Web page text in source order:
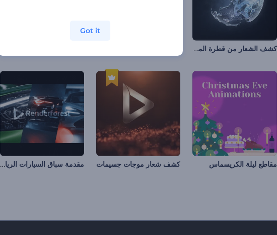
كشف الشعار من قطرة المياه
مقاطع ليلة الكريسماس كشف شعار موجات جسيمات مقدمة سباق السيارات الرياضية
Got it